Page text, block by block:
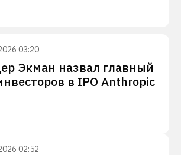
03:20
Экман назвал главный
в IPO Anthropic
02:52